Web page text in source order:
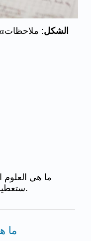
الشكل: ملاحظات
ما هي العلوم
ستعطيك هذه المقدمة فكرة عما سيأتي.
2: